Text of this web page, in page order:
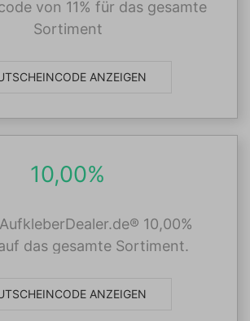
von 11% für das gesamte
Sortiment
ANZEIGEN
10,00%
10,00%
das gesamte Sortiment.
ANZEIGEN